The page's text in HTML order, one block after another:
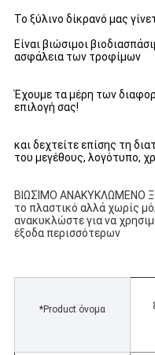
Το ξύλινο δίκρανό μας
Είναι βιώσιμοι
ασφάλεια των τροφίμων
Έχουμε τα μέρη των
επιλογή σας!
και δεχτείτε επίσης τη
του μεγέθους, λογότυπο,
ΒΙΩΣΙΜΟ ΑΝΑΚΥΚΛΩΜΕΝΟ
το πλαστικό αλλά χωρίς
ανακυκλώστε για να
έξοδα περισσότερων
*Product όνομα